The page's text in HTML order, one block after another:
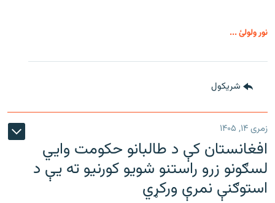
نور ولولئ ...
شريکول
زمری ۱۴, ۱۴۰۵
افغانستان کې د طالبانو حکومت وايي
لسګونو زرو راستنو شویو کورنیو ته یې د
استوګنې نمرې ورکړي